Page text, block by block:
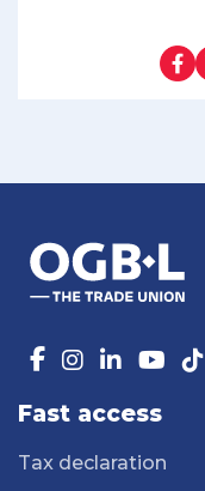
Fast access
Tax declaration